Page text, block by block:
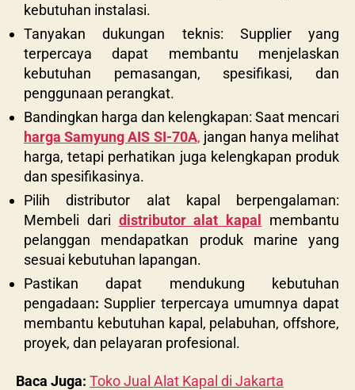
kebutuhan instalasi.
Tanyakan dukungan teknis: Supplier yang
terpercaya dapat membantu menjelaskan
kebutuhan pemasangan, spesifikasi, dan
penggunaan perangkat.
Bandingkan harga dan kelengkapan: Saat mencari
harga Samyung AIS SI-70A, jangan hanya melihat
harga, tetapi perhatikan juga kelengkapan produk
dan spesifikasinya.
Pilih distributor alat kapal berpengalaman:
Membeli dari distributor alat kapal
membantu
pelanggan mendapatkan produk marine yang
sesuai kebutuhan lapangan.
Pastikan dapat mendukung kebutuhan
pengadaan: Supplier terpercaya umumnya dapat
membantu kebutuhan kapal, pelabuhan, offshore,
proyek, dan pelayaran profesional.
Baca Juga: Toko Jual Alat Kapal di Jakarta